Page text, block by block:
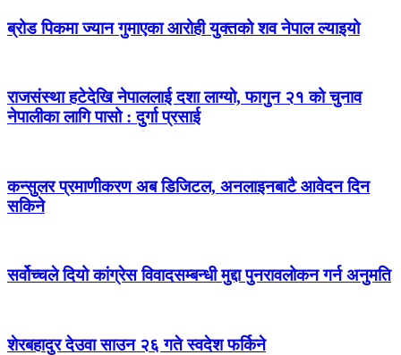
ब्रोड पिकमा ज्यान गुमाएका आरोही युक्तको शव नेपाल ल्याइयो
राजसंस्था हटेदेखि नेपाललाई दशा लाग्यो, फागुन २१ को चुनाव
नेपालीका लागि पासो : दुर्गा प्रसाई
कन्सुलर प्रमाणीकरण अब डिजिटल, अनलाइनबाटै आवेदन दिन
सकिने
सर्वोच्चले दियो कांग्रेस विवादसम्बन्धी मुद्दा पुनरावलोकन गर्न अनुमति
शेरबहादुर देउवा साउन २६ गते स्वदेश फर्किने